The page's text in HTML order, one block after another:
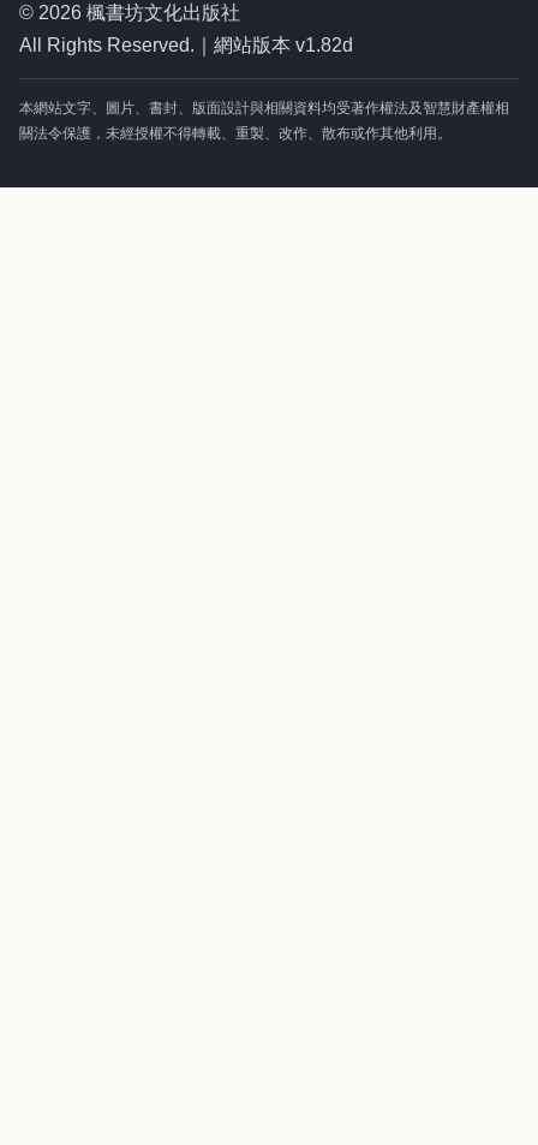
© 2026 楓書坊文化出版社
All Rights Reserved.｜網站版本 v1.82d
本網站文字、圖片、書封、版面設計與相關資料均受著作權法及智慧財產權相
關法令保護，未經授權不得轉載、重製、改作、散布或作其他利用。